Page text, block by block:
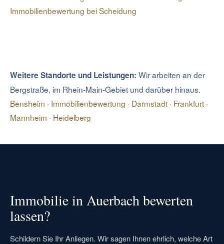
Bergstraße. So erhalten Sie Bewertung, Prüfung und
Vermarktung aus einer fachlich abgestimmten Struktur.
Immobilienbewertung bei Scheidung
Weitere Standorte und Leistungen: Wir arbeiten an der
Bergstraße, im Rhein-Main-Gebiet und darüber hinaus.
Bensheim · Immobilienbewertung · Darmstadt · Frankfurt ·
Mannheim · Heidelberg
Immobilie in Auerbach bewerten
lassen?
Schildern Sie Ihr Anliegen. Wir sagen Ihnen ehrlich, welche Art